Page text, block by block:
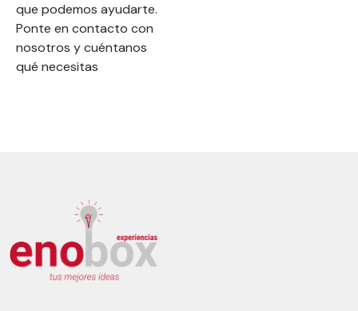
que podemos ayudarte.
Ponte en contacto con
nosotros y cuéntanos
qué necesitas